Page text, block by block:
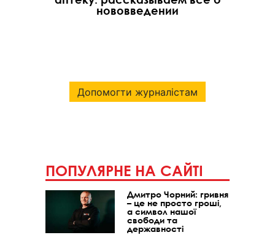
нововведении
Допомогти журналістам
ПОПУЛЯРНЕ НА САЙТІ
Дмитро Чорний: гривня
– це не просто гроші,
а символ нашої
свободи та
державності